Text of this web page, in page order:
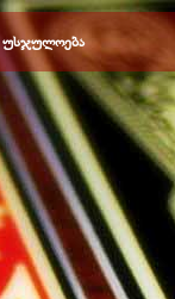
▼
უსჯულოება